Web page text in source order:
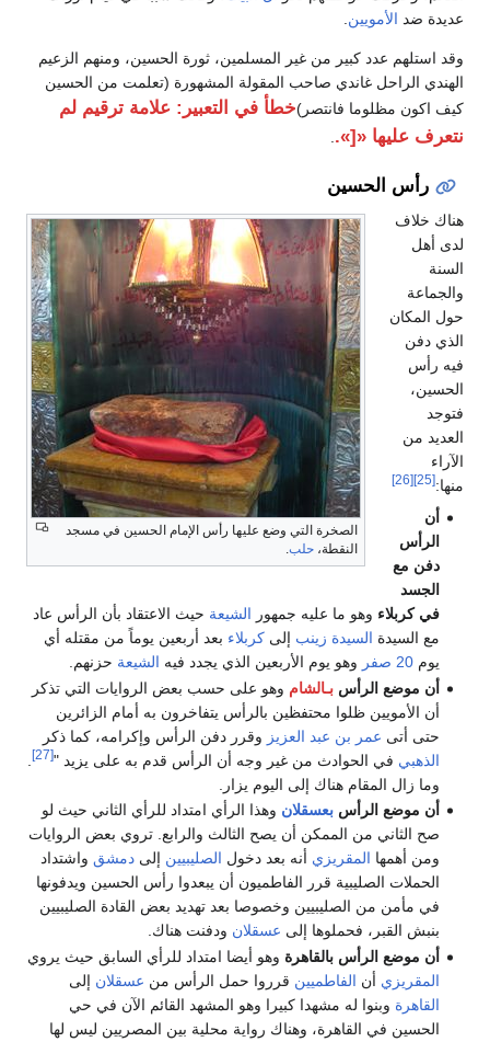
عديدة ضد الأمويين
وقد استلهم عدد كبير من غير المسلمين، ثورة الحسين، ومنهم الزعيم
الهندي الراحل غاندي صاحب المقولة المشهورة (تعلمت من الحسين
كيف اكون مظلوما فانتصر)خطأ في التعبير: علامة ترقيم لم
نتعرف عليها «[».
رأس الحسين
الصخرة التي وضع عليها رأس الإمام الحسين في مسجد
النقطة، حلب
هناك خلاف
لدى أهل
السنة
والجماعة
حول المكان
الذي دفن
فيه رأس
الحسين،
فتوجد
العديد من
الآراء
منها:[25]
[26]
أن
الرأس
دفن مع
الجسد
في كربلاء وهو ما عليه جمهور الشيعة حيث الاعتقاد بأن الرأس عاد
مع السيدة السيدة زينب إلىكربلاء بعد أربعين يوماً من مقتله أي
يوم20 صفر وهو يوم الأربعين الذي يجدد فيه الشيعة حزنهم.
أن موضع الرأسبـالشام وهو على حسب بعض الروايات التي تذكر
أن الأمويين ظلوا محتفظين بالرأس يتفاخرون به أمام الزائرين
حتى أتى عمر بن عبد العزيز وقرر دفن الرأس وإكرامه، كما ذكر
الذهبي في الحوادث من غير وجه أن الرأس قدم به على يزيد "[27]
وما زال المقام هناك إلى اليوم يزار.
أن موضع الرأسبعسقلان وهذا الرأي امتداد للرأي الثاني حيث لو
صح الثاني من الممكن أن يصح الثالث والرابع. تروي بعض الروايات
ومن أهمها المقريزي أنه بعد دخول الصليبيين إلىدمشق واشتداد
الحملات الصليبية قرر الفاطميون أن يبعدوا رأس الحسين ويدفونها
في مأمن من الصليبيين وخصوصا بعد تهديد بعض القادة الصليبيين
بنبش القبر، فحملوها إلى عسقلان ودفنت هناك.
أن موضع الرأس بالقاهرة وهو أيضا امتداد للرأي السابق حيث يروي
المقريزي أن الفاطميين قرروا حمل الرأس من عسقلان إلى
القاهرة وبنوا له مشهدا كبيرا وهو المشهد القائم الآن في حي
الحسين في القاهرة، وهناك رواية محلية بين المصريين ليس لها